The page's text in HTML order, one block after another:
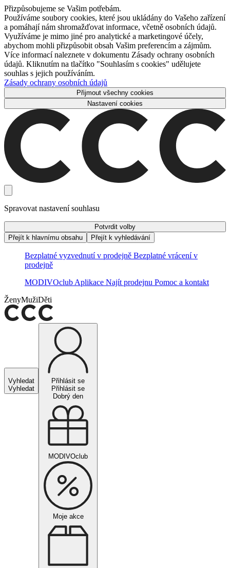
Přizpůsobujeme se Vašim potřebám.
Používáme soubory cookies, které jsou ukládány do Vašeho zařízení
a pomáhají nám shromažďovat informace, včetně osobních údajů.
Využíváme je mimo jiné pro analytické a marketingové účely,
abychom mohli přizpůsobit obsah Vašim preferencím a zájmům.
Více informací naleznete v dokumentu Zásady ochrany osobních
údajů. Kliknutím na tlačítko "Souhlasím s cookies" udělujete
souhlas s jejich používáním.
Zásady ochrany osobních údajů
Přijmout všechny cookies
Nastavení cookies
Spravovat nastavení souhlasu
Potvrdit volby
Přejít k hlavnímu obsahu
Přejít k vyhledávání
Bezplatné vyzvednutí v prodejně Bezplatné vrácení v
prodejně
MODIVOclub Aplikace Najít prodejnu Pomoc a kontakt
ŽenyMužiDěti
Vyhledat
Vyhledat
Přihlásit se
Přihlásit se
Dobrý den
MODIVOclub
Moje akce